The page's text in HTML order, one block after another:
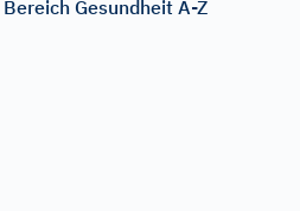
Gesundheit A-Z